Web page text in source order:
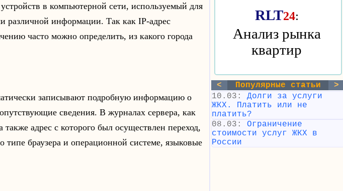
в компьютерной сети, используемый для
различной информации. Так как IP-адрес
часто можно определить, из какого города
записывают подробную информацию о
сведения. В журналах сервера, как
адрес с которого был осуществлен переход,
типе браузера и операционной системе, языковые
RLT24:
Анализ рынка
квартир
< Популярные статьи
>
10.03: Долги за услуги
ЖКХ. Платить или не
платить?
08.03: Ограничение
стоимости услуг ЖКХ в
России